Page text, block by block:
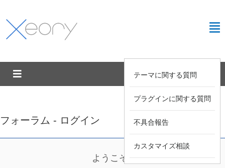
テーマに関する質問
プラグインに関する質問
不具合報告
カスタマイズ相談
フォーラム - ログイン
ようこそ !